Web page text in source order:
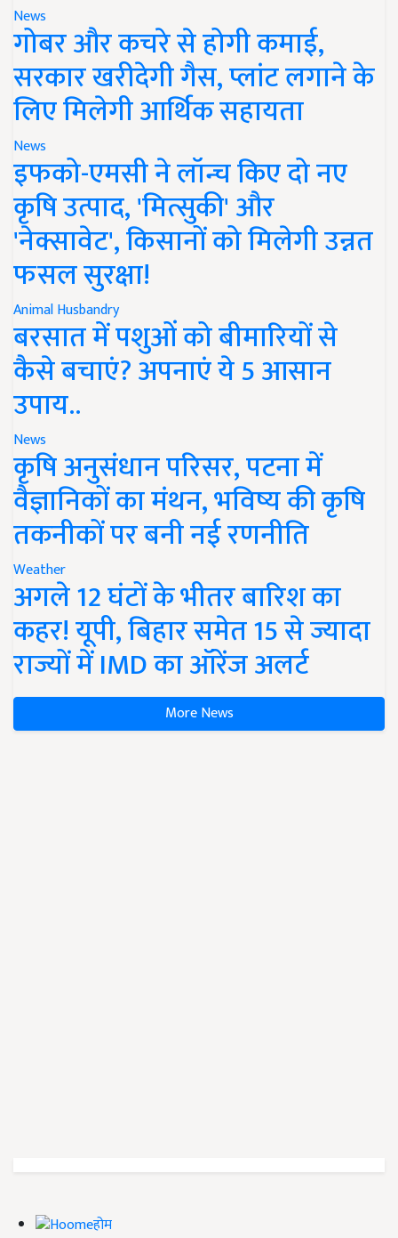
News
गोबर और कचरे से होगी कमाई,
सरकार खरीदेगी गैस, प्लांट लगाने के
लिए मिलेगी आर्थिक सहायता
News
इफको-एमसी ने लॉन्च किए दो नए
कृषि उत्पाद, 'मित्सुकी' और
'नेक्सावेट', किसानों को मिलेगी उन्नत
फसल सुरक्षा!
Animal Husbandry
बरसात में पशुओं को बीमारियों से
कैसे बचाएं? अपनाएं ये 5 आसान
उपाय..
News
कृषि अनुसंधान परिसर, पटना में
वैज्ञानिकों का मंथन, भविष्य की कृषि
तकनीकों पर बनी नई रणनीति
Weather
अगले 12 घंटों के भीतर बारिश का
कहर! यूपी, बिहार समेत 15 से ज्यादा
राज्यों में IMD का ऑरेंज अलर्ट
More News
होम